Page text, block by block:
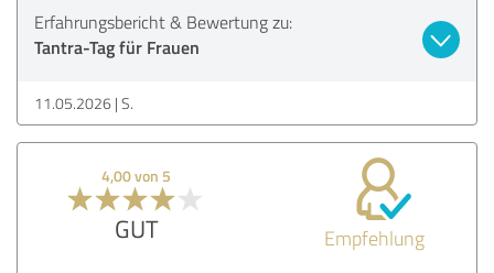
Erfahrungsbericht & Bewertung zu:
Tantra-Tag für Frauen
11.05.2026 S.
4,00 von 5
GUT Empfehlung